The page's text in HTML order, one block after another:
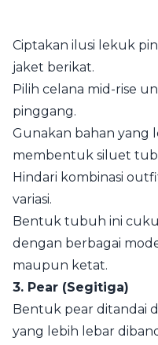
Ciptakan ilusi lekuk
jaket berikat.
Pilih celana mid-rise
pinggang.
Gunakan bahan yang
membentuk siluet
Hindari kombinasi
variasi.
Bentuk tubuh ini
dengan berbagai
maupun ketat.
3. Pear (Segitiga)
Bentuk pear ditandai
yang lebih lebar